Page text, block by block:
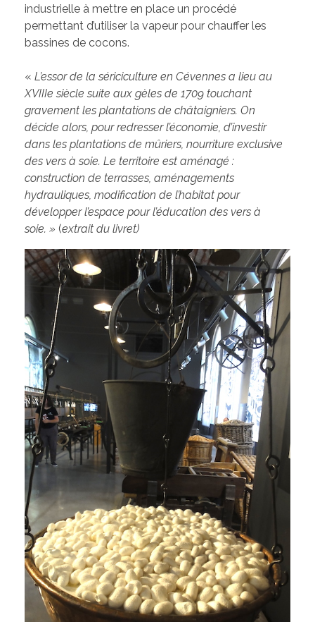
industrielle à mettre en place un procédé
permettant d’utiliser la vapeur pour chauffer les
bassines de cocons.
« L’essor de la sériciculture en Cévennes a lieu au
XVIIIe siècle suite aux gèles de 1709 touchant
gravement les plantations de châtaigniers. On
décide alors, pour redresser l’économie, d’investir
dans les plantations de mûriers, nourriture exclusive
des vers à soie. Le territoire est aménagé :
construction de terrasses, aménagements
hydrauliques, modification de l’habitat pour
développer l’espace pour l’éducation des vers à
soie. » (extrait du livret)